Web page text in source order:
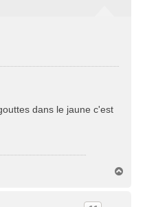
dans le jaune c'est